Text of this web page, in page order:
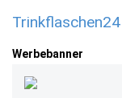
Werbebanner